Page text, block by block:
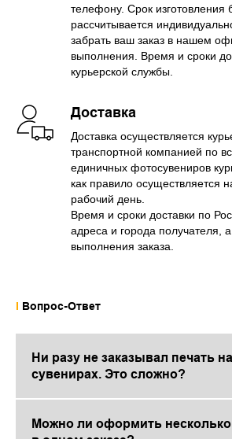
телефону. Срок изготовления
рассчитывается
забрать ваш заказ в нашем
выполнения. Время и сроки
курьерской службы.
Доставка
Доставка осуществляется
транспортной компанией по
единичных фотосувениров
как правило осуществляется
рабочий день.
Время и сроки доставки по
адреса и города получателя,
выполнения заказа.
I Вопрос-Ответ
Ни разу не заказывал печать на
сувенирах. Это сложно?
Можно ли оформить